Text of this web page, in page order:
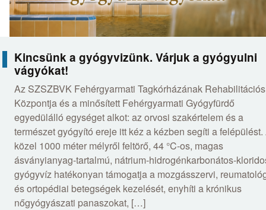
Kincsünk a gyógyvizünk. Várjuk a gyógyulni
vágyókat!
Az SZSZBVK Fehérgyarmati Tagkórházának Rehabilitációs
Központja és a minősített Fehérgyarmati Gyógyfürdő
egyedülálló egységet alkot: az orvosi szakértelem és a
természet gyógyító ereje itt kéz a kézben segíti a felépülést.
közel 1000 méter mélyről feltörő, 44 °C-os, magas
ásványianyag-tartalmú, nátrium-hidrogénkarbonátos-
gyógyvíz hatékonyan támogatja a mozgásszervi,
és ortopédiai betegségek kezelését, enyhíti a krónikus
nőgyógyászati panaszokat, […]